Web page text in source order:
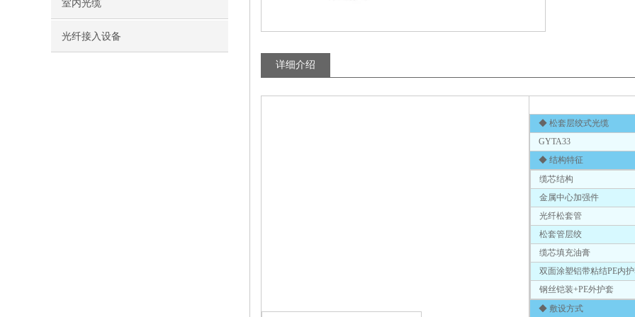
室内光缆
光纤接入设备
详细介绍
◆ 松套层绞式光缆
GYTA33
◆ 结构特征
缆芯结构
金属中心加强件
光纤松套管
松套管层绞
缆芯填充油膏
双面涂塑铝带粘结PE内
钢丝铠装+PE外护套
◆ 敷设方式